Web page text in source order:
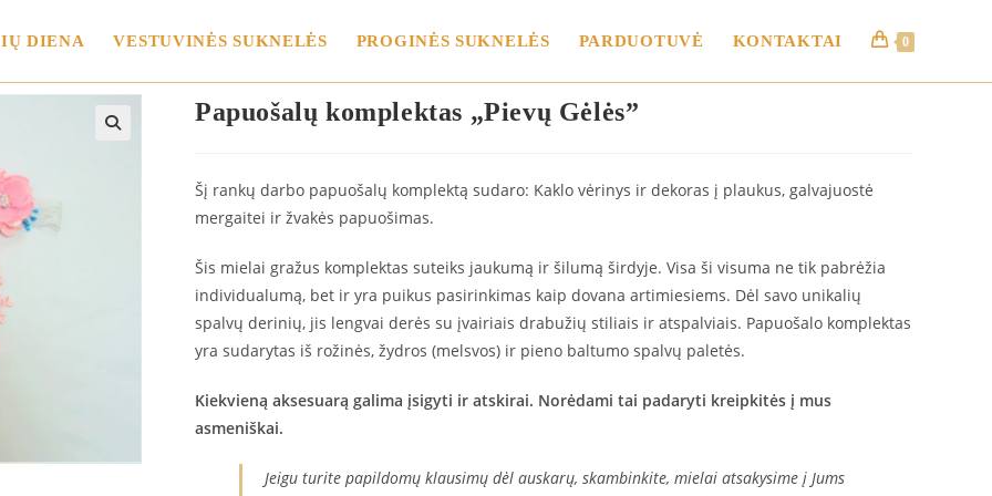
DIENA VESTUVINĖS SUKNELĖS PROGINĖS SUKNELĖS PARDUOTUVĖ KONTAKTAI 0
Papuošalų komplektas „Pievų Gėlės”
Šį rankų darbo papuošalų komplektą sudaro: Kaklo vėrinys ir dekoras į plaukus, galvajuostė
mergaitei ir žvakės papuošimas.
Šis mielai gražus komplektas suteiks jaukumą ir šilumą širdyje. Visa ši visuma ne tik pabrėžia
individualumą, bet ir yra puikus pasirinkimas kaip dovana artimiesiems. Dėl savo unikalių
spalvų derinių, jis lengvai derės su įvairiais drabužių stiliais ir atspalviais. Papuošalo komplektas
yra sudarytas iš rožinės, žydros (melsvos) ir pieno baltumo spalvų paletės.
Kiekvieną aksesuarą galima įsigyti ir atskirai. Norėdami tai padaryti kreipkitės į mus
asmeniškai.
Jeigu turite papildomų klausimų dėl auskarų, skambinkite, mielai atsakysime į Jums